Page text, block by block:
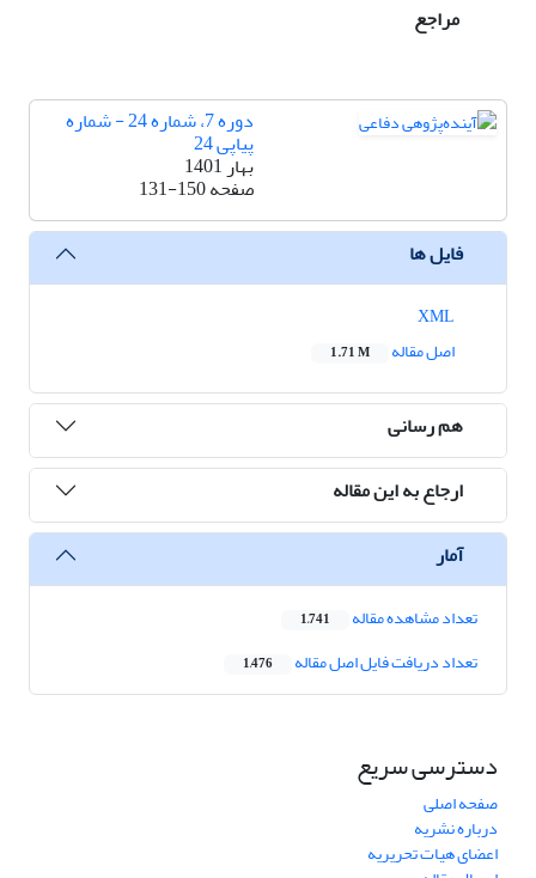
مراجع
دوره 7، شماره 24 - شماره
پیاپی 24
بهار 1401
صفحه131-150
فایل ها
اصل مقاله
1.71 M
هم رسانی
ارجاع به این مقاله
آمار
تعداد مشاهده مقاله 1,741
تعداد دریافت فایل اصل مقاله 1,476
دسترسی سریع
صفحه اصلی
درباره نشریه
اعضای هیات تحریریه